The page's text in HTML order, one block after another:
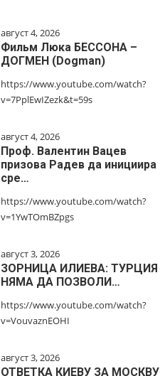
август 4, 2026
Фильм Люка БЕССОНА –
ДОГМЕН (Dogman)
https://www.youtube.com/watch?
v=7PplEwIZezk&t=59s
август 4, 2026
Проф. Валентин Вацев
призова Радев да инициира
сре…
https://www.youtube.com/watch?
v=1YwTOmBZpgs
август 3, 2026
ЗОРНИЦА ИЛИЕВА: ТУРЦИЯ
НЯМА ДА ПОЗВОЛИ…
https://www.youtube.com/watch?
v=VouvaznEOHI
август 3, 2026
ОТВЕТКА КИЕВУ ЗА МОСКВУ